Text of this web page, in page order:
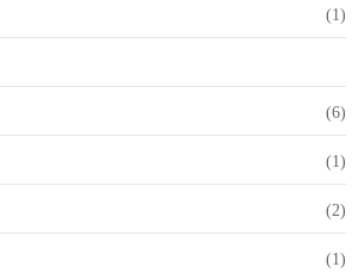
(1)
(6)
(1)
(2)
(1)